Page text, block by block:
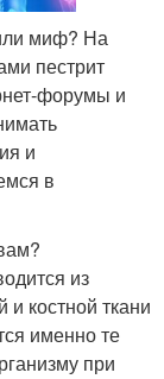
миф? На
пестрит
форумы и
и
в
из
костной ткани
именно те
при